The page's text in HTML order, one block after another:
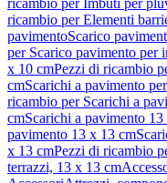
ricambio per Imbuti per
ricambio per Elementi
pavimentoScarico
per Scarico pavimento per
x 10 cmPezzi di ricambio
cmScarichi a pavimento
ricambio per Scarichi a
cmScarichi a pavimento
pavimento 13 x 13 cm
x 13 cmPezzi di ricambio
terrazzi, 13 x 13 cm